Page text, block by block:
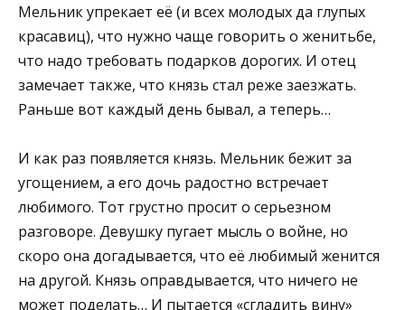
Мельник упрекает её (и всех молодых да глупых
красавиц), что нужно чаще говорить о женитьбе,
что надо требовать подарков дорогих. И отец
замечает также, что князь стал реже заезжать.
Раньше вот каждый день бывал, а теперь…
И как раз появляется князь. Мельник бежит за
угощением, а его дочь радостно встречает
любимого. Тот грустно просит о серьезном
разговоре. Девушку пугает мысль о войне, но
скоро она догадывается, что её любимый женится
на другой. Князь оправдывается, что ничего не
может поделать… И пытается «сгладить вину»